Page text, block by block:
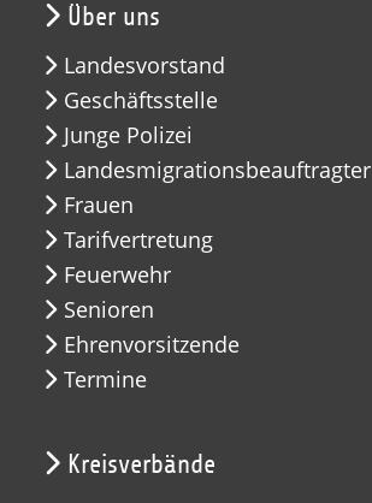
Über uns
Landesvorstand
Geschäftsstelle
Junge Polizei
Landesmigrationsbeauftragter
Frauen
Tarifvertretung
Feuerwehr
Senioren
Ehrenvorsitzende
Termine
Kreisverbände